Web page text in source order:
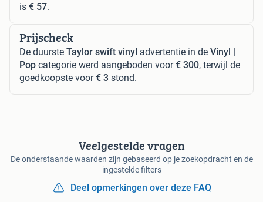
is € 57.
Prijscheck
De duurste Taylor swift vinyl advertentie in de Vinyl |
Pop categorie werd aangeboden voor€ 300, terwijl de
goedkoopste voor€ 3 stond.
Veelgestelde vragen
De onderstaande waarden zijn gebaseerd op je zoekopdracht en de
ingestelde filters
Deel opmerkingen over deze FAQ